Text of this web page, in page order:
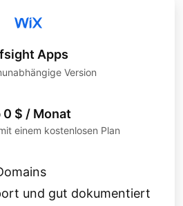
Apps
Version
0 $ / Monat
einem kostenlosen Plan
und gut dokumentiert